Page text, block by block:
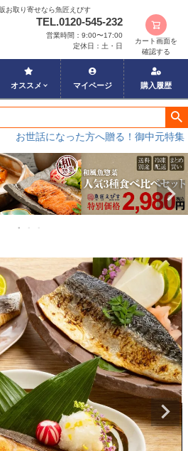
お取り寄せなら魚匠えびす
TEL.0120-545-232
営業時間：9:00〜17:00
定休日：土・日
カート画面を
確認する
オススメ マイページ 購入履歴
になった方へ贈る！御中元特集 夏限